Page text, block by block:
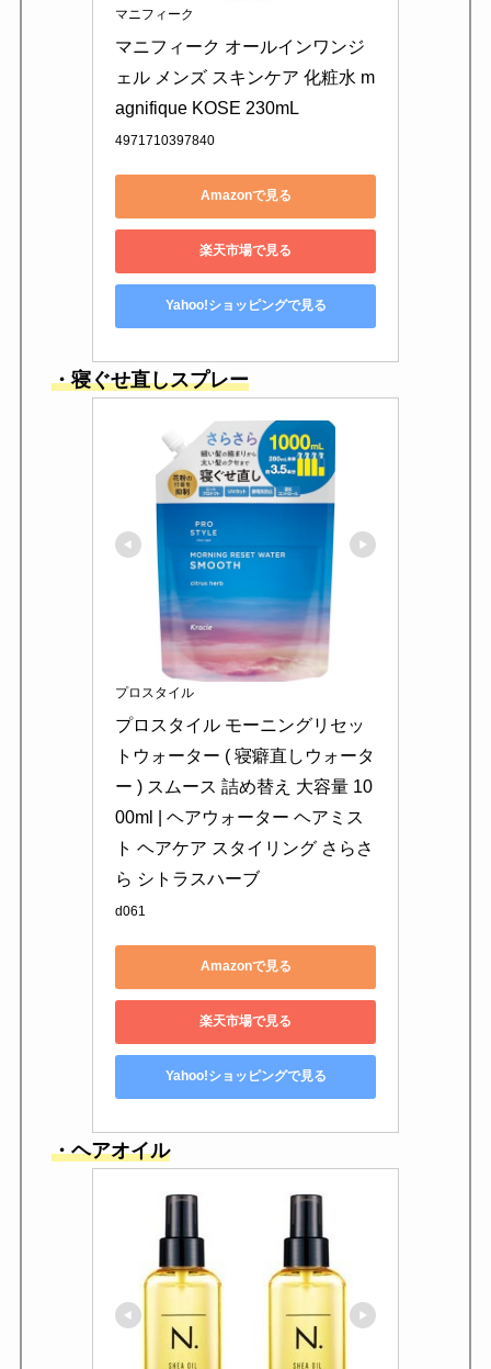
マニフィーク
マニフィーク オールインワンジ
ェル メンズ スキンケア 化粧水 m
agnifique KOSE 230mL
4971710397840
Amazonで見る
楽天市場で見る
Yahoo!ショッピングで見る
・寝ぐせ直しスプレー
プロスタイル
プロスタイル モーニングリセッ
トウォーター ( 寝癖直しウォータ
ー ) スムース 詰め替え 大容量 10
00ml | ヘアウォーター ヘアミス
ト ヘアケア スタイリング さらさ
ら シトラスハーブ
d061
Amazonで見る
楽天市場で見る
Yahoo!ショッピングで見る
・ヘアオイル